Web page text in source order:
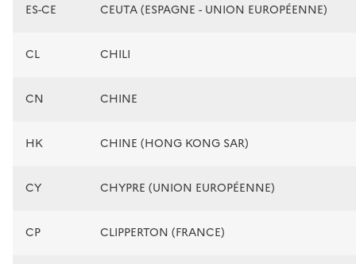
ES-CE CEUTA (ESPAGNE - UNION EUROPÉENNE)
CL CHILI
CN CHINE
HK CHINE (HONG KONG SAR)
CY CHYPRE (UNION EUROPÉENNE)
CP CLIPPERTON (FRANCE)